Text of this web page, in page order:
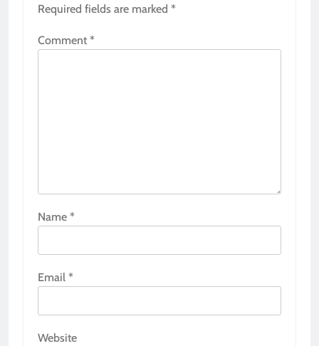
Required fields are marked *
Comment *
Name *
Email *
Website